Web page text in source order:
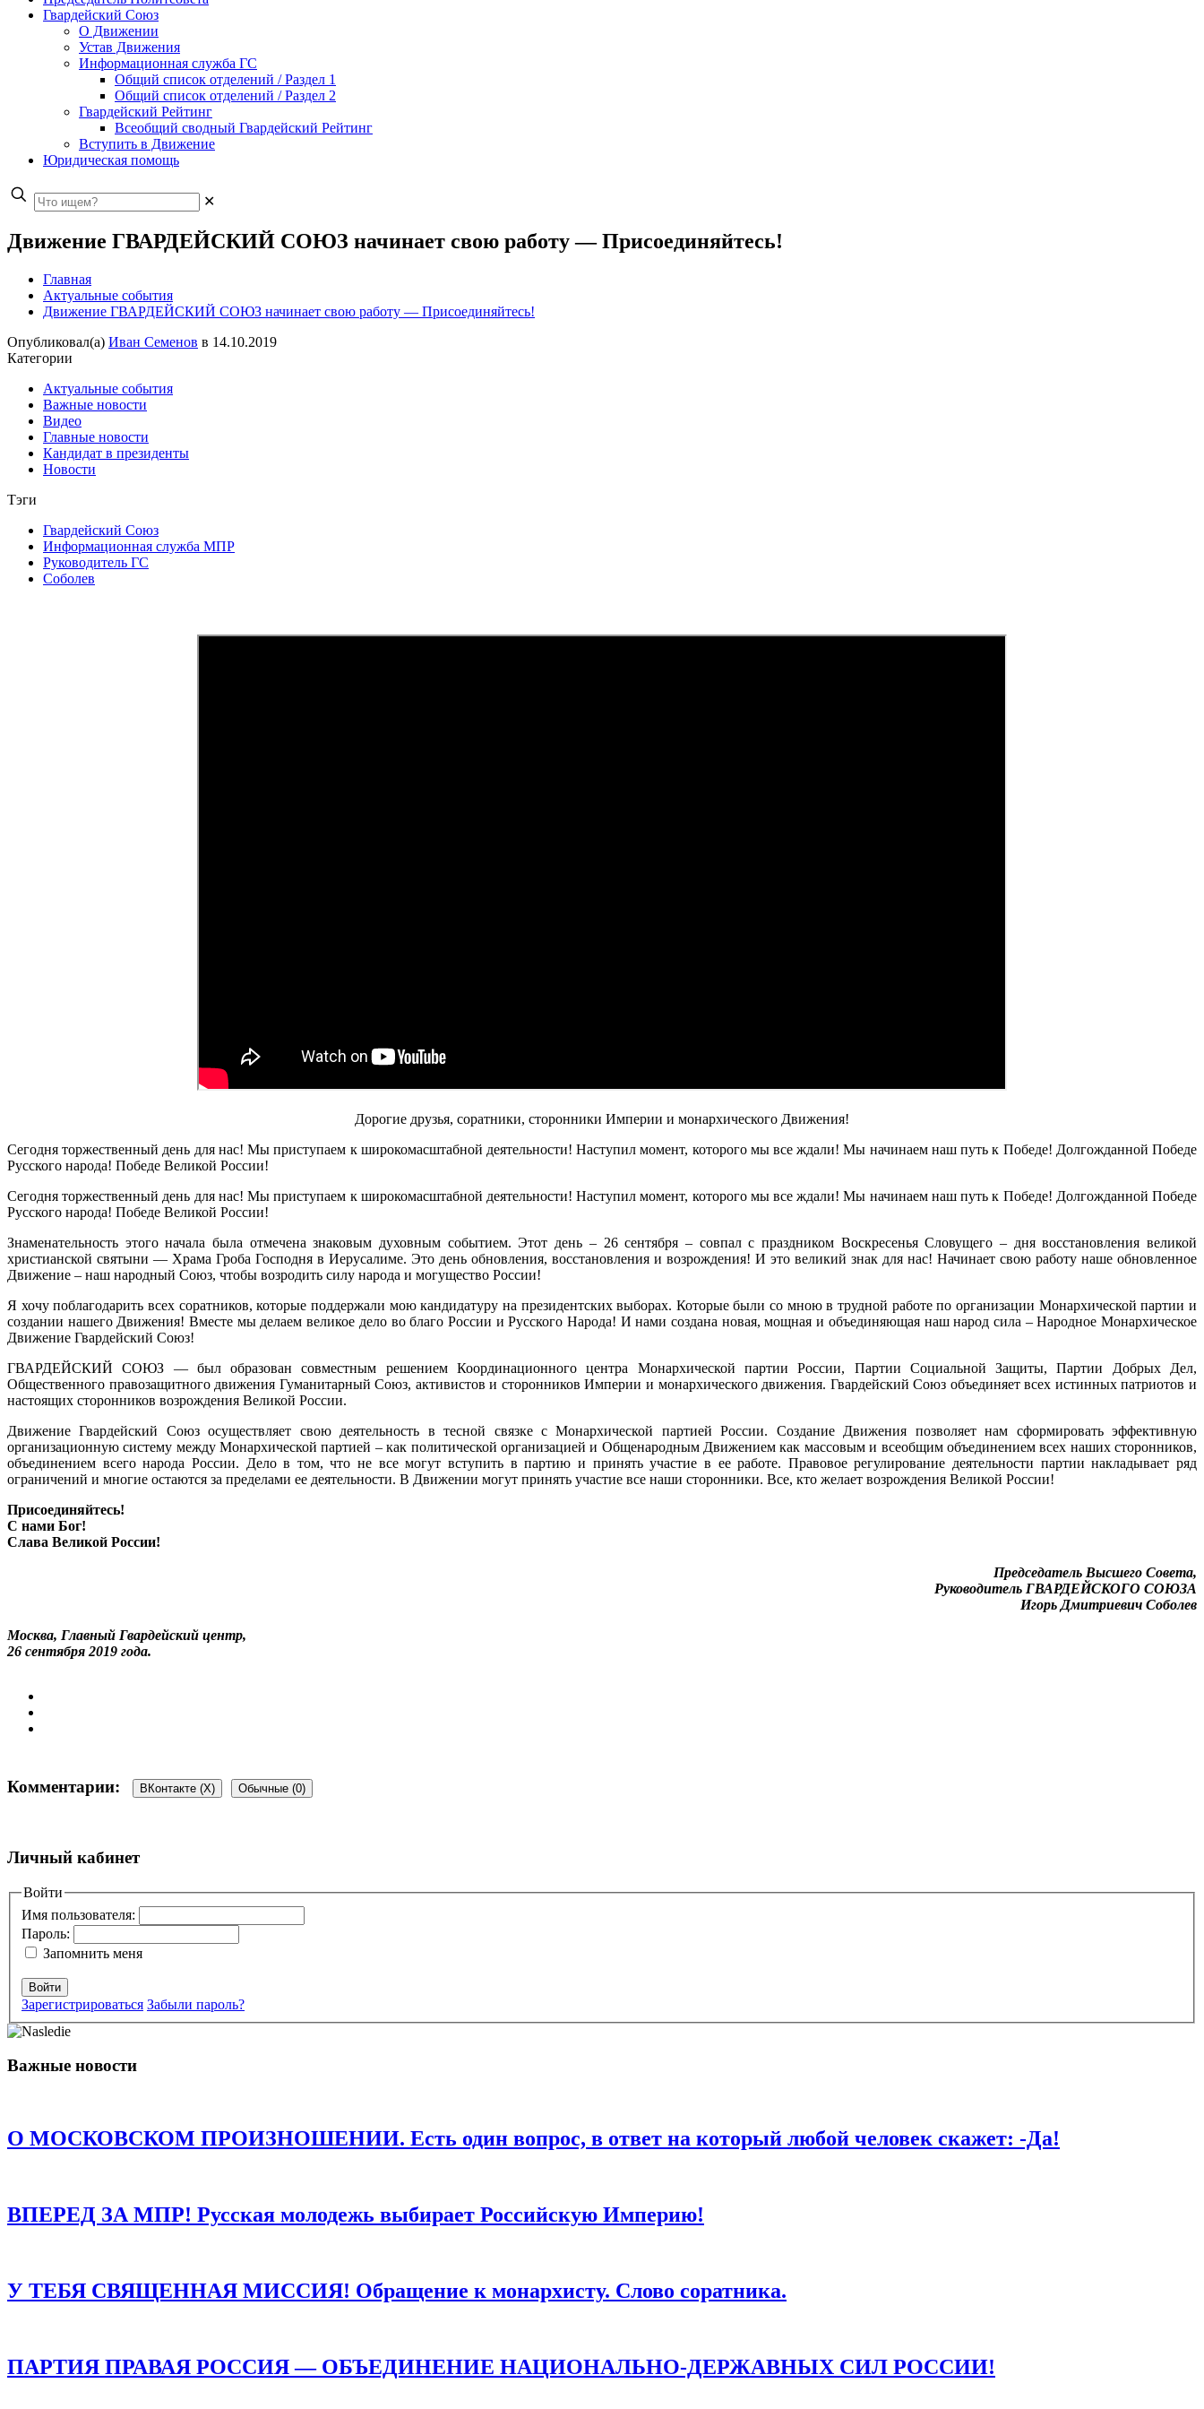
Гвардейский Союз
О Движении
Устав Движения
Информационная служба ГС
Общий список отделений / Раздел 1
Общий список отделений / Раздел 2
Гвардейский Рейтинг
Всеобщий сводный Гвардейский Рейтинг
Вступить в Движение
Юридическая помощь
✕
Движение ГВАРДЕЙСКИЙ СОЮЗ начинает свою работу — Присоединяйтесь!
Главная
Актуальные события
Движение ГВАРДЕЙСКИЙ СОЮЗ начинает свою работу — Присоединяйтесь!
Опубликовал(а) Иван Семенов в 14.10.2019
Категории
Актуальные события
Важные новости
Видео
Главные новости
Кандидат в президенты
Новости
Тэги
Гвардейский Союз
Информационная служба МПР
Руководитель ГС
Соболев
Дорогие друзья, соратники, сторонники Империи и монархического Движения!
Сегодня торжественный день для нас! Мы приступаем к широкомасштабной деятельности! Наступил момент, которого мы все ждали! Мы начинаем наш путь к Победе! Долгожданной Победе
Русского народа! Победе Великой России!
Сегодня торжественный день для нас! Мы приступаем к широкомасштабной деятельности! Наступил момент, которого мы все ждали! Мы начинаем наш путь к Победе! Долгожданной Победе
Русского народа! Победе Великой России!
Знаменательность этого начала была отмечена знаковым духовным событием. Этот день – 26 сентября – совпал с праздником Воскресенья Словущего – дня восстановления великой
христианской святыни — Храма Гроба Господня в Иерусалиме. Это день обновления, восстановления и возрождения! И это великий знак для нас! Начинает свою работу наше обновленное
Движение – наш народный Союз, чтобы возродить силу народа и могущество России!
Я хочу поблагодарить всех соратников, которые поддержали мою кандидатуру на президентских выборах. Которые были со мною в трудной работе по организации Монархической партии и
создании нашего Движения! Вместе мы делаем великое дело во благо России и Русского Народа! И нами создана новая, мощная и объединяющая наш народ сила – Народное Монархическое
Движение Гвардейский Союз!
ГВАРДЕЙСКИЙ СОЮЗ — был образован совместным решением Координационного центра Монархической партии России, Партии Социальной Защиты, Партии Добрых Дел,
Общественного правозащитного движения Гуманитарный Союз, активистов и сторонников Империи и монархического движения. Гвардейский Союз объединяет всех истинных патриотов и
настоящих сторонников возрождения Великой России.
Движение Гвардейский Союз осуществляет свою деятельность в тесной связке с Монархической партией России. Создание Движения позволяет нам сформировать эффективную
организационную систему между Монархической партией – как политической организацией и Общенародным Движением как массовым и всеобщим объединением всех наших сторонников,
объединением всего народа России. Дело в том, что не все могут вступить в партию и принять участие в ее работе. Правовое регулирование деятельности партии накладывает ряд
ограничений и многие остаются за пределами ее деятельности. В Движении могут принять участие все наши сторонники. Все, кто желает возрождения Великой России!
Присоединяйтесь!
С нами Бог!
Слава Великой России!
Председатель Высшего Совета,
Руководитель ГВАРДЕЙСКОГО СОЮЗА
Игорь Дмитриевич Соболев
Москва, Главный Гвардейский центр,
26 сентября 2019 года.
Комментарии: ВКонтакте (X) Обычные (0)
Добавить комментарий
Ваш адрес email не будет опубликован. Обязательные поля помечены*
Комментарий*
Сохранить моё имя, email и адрес сайта в этом браузере для последующих моих комментариев.
Личный кабинет
Войти
Имя пользователя:
Пароль:
Запомнить меня
Войти
Зарегистрироваться Забыли пароль?
Важные новости
О МОСКОВСКОМ ПРОИЗНОШЕНИИ. Есть один вопрос, в ответ на который любой человек скажет: -Да!
ВПЕРЕД ЗА МПР! Русская молодежь выбирает Российскую Империю!
У ТЕБЯ СВЯЩЕННАЯ МИССИЯ! Обращение к монархисту. Слово соратника.
ПАРТИЯ ПРАВАЯ РОССИЯ — ОБЪЕДИНЕНИЕ НАЦИОНАЛЬНО-ДЕРЖАВНЫХ СИЛ РОССИИ!